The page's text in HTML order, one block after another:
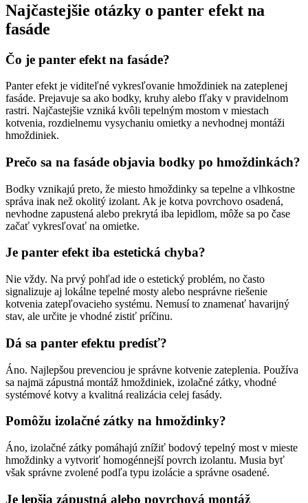
Najčastejšie otázky o panter efekt na
fasáde
Čo je panter efekt na fasáde?
Panter efekt je viditeľné vykresľovanie hmoždiniek na zateplenej
fasáde. Prejavuje sa ako bodky, kruhy alebo fľaky v pravidelnom
rastri. Najčastejšie vzniká kvôli tepelným mostom v miestach
kotvenia, rozdielnemu vysychaniu omietky a nevhodnej montáži
hmoždiniek.
Prečo sa na fasáde objavia bodky po hmoždinkách?
Bodky vznikajú preto, že miesto hmoždinky sa tepelne a vlhkostne
správa inak než okolitý izolant. Ak je kotva povrchovo osadená,
nevhodne zapustená alebo prekrytá iba lepidlom, môže sa po čase
začať vykresľovať na omietke.
Je panter efekt iba estetická chyba?
Nie vždy. Na prvý pohľad ide o estetický problém, no často
signalizuje aj lokálne tepelné mosty alebo nesprávne riešenie
kotvenia zatepľovacieho systému. Nemusí to znamenať havarijný
stav, ale určite je vhodné zistiť príčinu.
Dá sa panter efektu predísť?
Áno. Najlepšou prevenciou je správne kotvenie zateplenia. Používa
sa najmä zápustná montáž hmoždiniek, izolačné zátky, vhodné
systémové kotvy a kvalitná realizácia celej fasády.
Pomôžu izolačné zátky na hmoždinky?
Áno, izolačné zátky pomáhajú znížiť bodový tepelný most v mieste
hmoždinky a vytvoriť homogénnejší povrch izolantu. Musia byť
však správne zvolené podľa typu izolácie a správne osadené.
Je lepšia zápustná alebo povrchová montáž